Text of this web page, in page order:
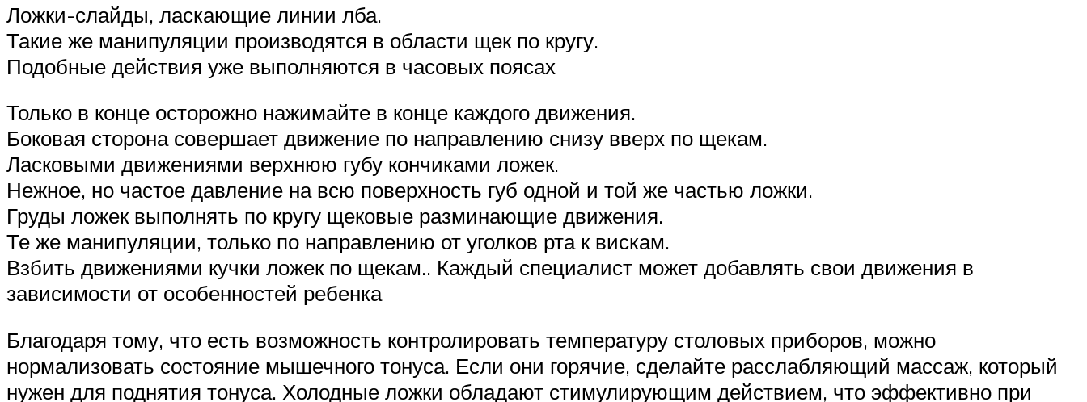
Ложки-слайды, ласкающие линии лба.
Такие же манипуляции производятся в области щек по кругу.
Подобные действия уже выполняются в часовых поясах
Только в конце осторожно нажимайте в конце каждого движения.
Боковая сторона совершает движение по направлению снизу вверх по щекам.
Ласковыми движениями верхнюю губу кончиками ложек.
Нежное, но частое давление на всю поверхность губ одной и той же частью ложки.
Груды ложек выполнять по кругу щековые разминающие движения.
Те же манипуляции, только по направлению от уголков рта к вискам.
Взбить движениями кучки ложек по щекам.. Каждый специалист может добавлять свои движения в
зависимости от особенностей ребенка
Благодаря тому, что есть возможность контролировать температуру столовых приборов, можно
нормализовать состояние мышечного тонуса. Если они горячие, сделайте расслабляющий массаж, который
нужен для поднятия тонуса. Холодные ложки обладают стимулирующим действием, что эффективно при